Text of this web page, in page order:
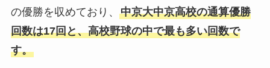
の優勝を収めており、 中京大中京高校の通算優勝
回数は17回と、高校野球の中で最も多い回数で
す。